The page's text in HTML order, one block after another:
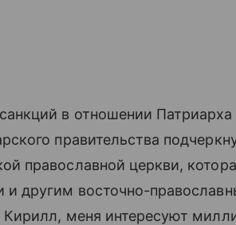
в отношении
правительства
православной церкви,
и другим восточно-
Кирилл, меня интересуют